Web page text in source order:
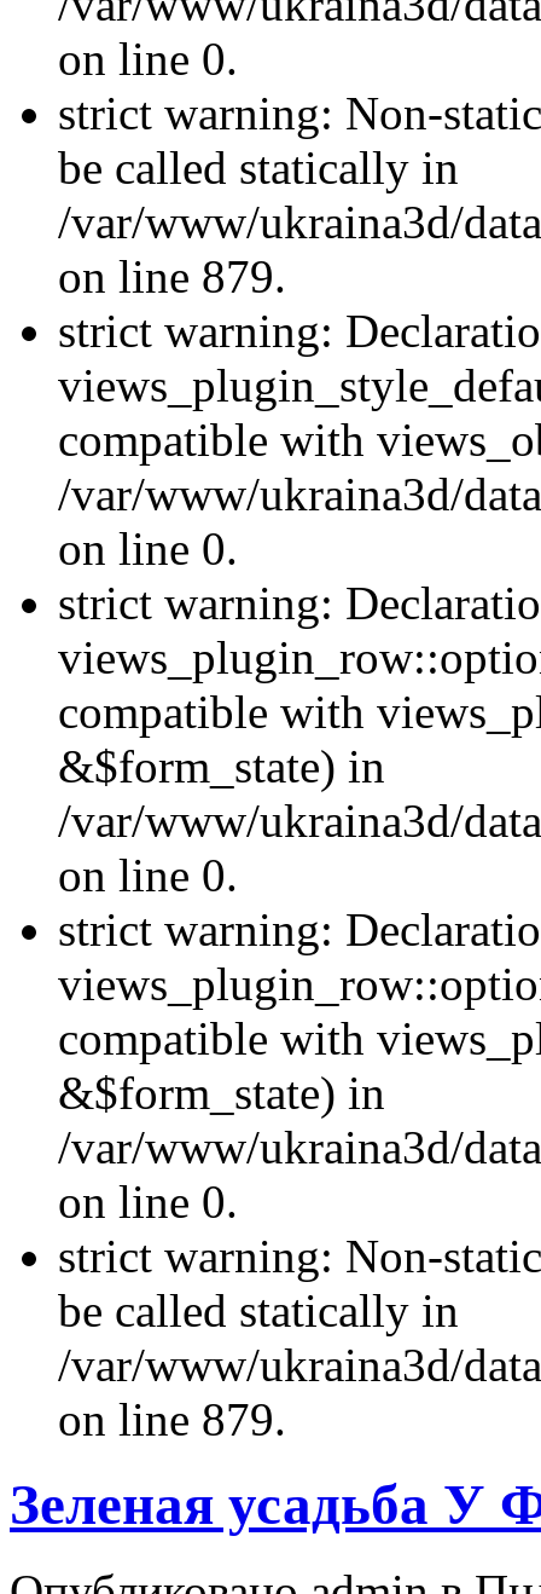
on line 0.
strict warning: Non-
be called statically in
/var/www/ukraina3d/
on line 879.
strict warning:
compatible with
/var/www/ukraina3d/
on line 0.
strict warning:
compatible with
&$form_state) in
/var/www/ukraina3d/
on line 0.
strict warning:
compatible with
&$form_state) in
/var/www/ukraina3d/
on line 0.
strict warning: Non-
be called statically in
/var/www/ukraina3d/
on line 879.
Зеленая усадьба У